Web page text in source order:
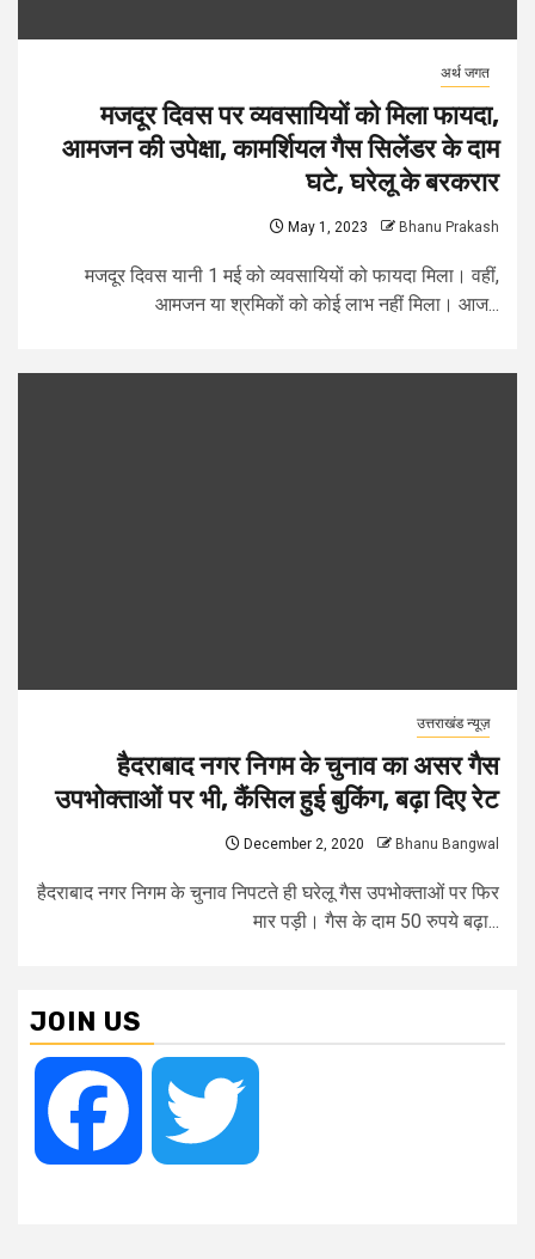
अर्थ जगत
मजदूर दिवस पर व्यवसायियों को मिला फायदा,
आमजन की उपेक्षा, कामर्शियल गैस सिलेंडर के दाम
घटे, घरेलू के बरकरार
May 1, 2023 Bhanu Prakash
मजदूर दिवस यानी 1 मई को व्यवसायियों को फायदा मिला। वहीं,
आमजन या श्रमिकों को कोई लाभ नहीं मिला। आज...
उत्तराखंड न्यूज़
हैदराबाद नगर निगम के चुनाव का असर गैस
उपभोक्ताओं पर भी, कैंसिल हुई बुकिंग, बढ़ा दिए रेट
December 2, 2020 Bhanu Bangwal
हैदराबाद नगर निगम के चुनाव निपटते ही घरेलू गैस उपभोक्ताओं पर फिर
मार पड़ी। गैस के दाम 50 रुपये बढ़ा...
JOIN US
Facebook